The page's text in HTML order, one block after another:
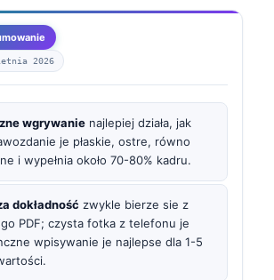
2026
wgrywanie najlepiej działa, jak
je płaskie, ostre, równo
i wypełnia około 70-80% kadru.
dokładność zwykle bierze sie z
PDF; czysta fotka z telefonu je
wpisywanie je najlepse dla 1-5